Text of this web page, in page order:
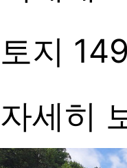
토지
자세히